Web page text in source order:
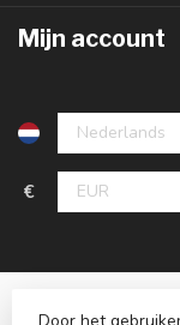
Mijn account
€